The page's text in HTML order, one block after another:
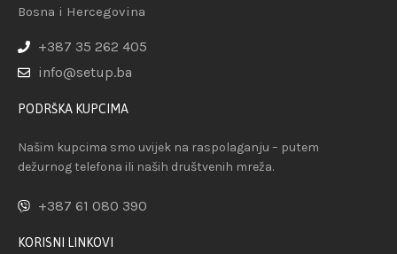
Bosna i Hercegovina
+387 35 262 405
info@setup.ba
PODRŠKA KUPCIMA
Našim kupcima smo uvijek na raspolaganju – putem
dežurnog telefona ili naših društvenih mreža.
+387 61 080 390
KORISNI LINKOVI